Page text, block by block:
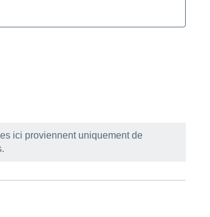
ici proviennent uniquement de